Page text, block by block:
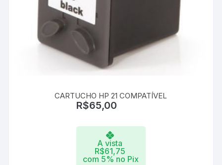
CARTUCHO HP 21 COMPATÍVEL
R$65,00
A vista
R$61,75
com 5% no Pix